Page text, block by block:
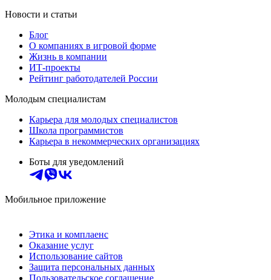
Новости и статьи
Блог
О компаниях в игровой форме
Жизнь в компании
ИТ-проекты
Рейтинг работодателей России
Молодым специалистам
Карьера для молодых специалистов
Школа программистов
Карьера в некоммерческих организациях
Боты для уведомлений
Мобильное приложение
Этика и комплаенс
Оказание услуг
Использование сайтов
Защита персональных данных
Пользовательское соглашение